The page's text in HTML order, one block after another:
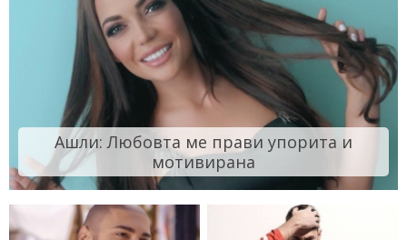
Ашли: Любовта ме прави упорита и
мотивирана